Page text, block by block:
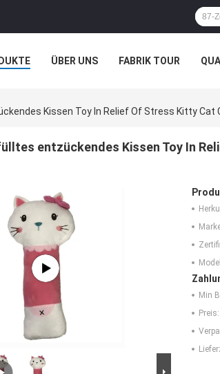
ÜBER UNS FABRIK TOUR
Kissen Toy In Relief Of Stress Kitty Cat
entzückendes Kissen Toy In
Min
Preis: